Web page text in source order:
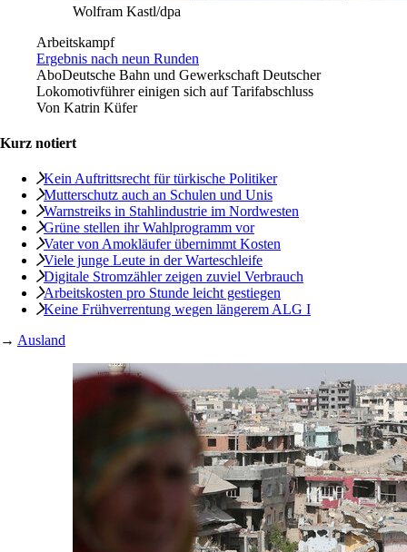
Wolfram Kastl/dpa
Arbeitskampf
Ergebnis nach neun Runden
AboDeutsche Bahn und Gewerkschaft Deutscher
Lokomotivführer einigen sich auf Tarifabschluss
Von Katrin Küfer
Kurz notiert
Kein Auftrittsrecht für türkische Politiker
Mutterschutz auch an Schulen und Unis
Warnstreiks in Stahlindustrie im Nordwesten
Grüne stellen ihr Wahlprogramm vor
Vater von Amokläufer übernimmt Kosten
Viele junge Leute in der Warteschleife
Digitale Stromzähler ­zeigen zuviel Verbrauch
Arbeitskosten pro ­Stunde leicht gestiegen
Keine Frühverrentung wegen längerem ALG I
→ Ausland